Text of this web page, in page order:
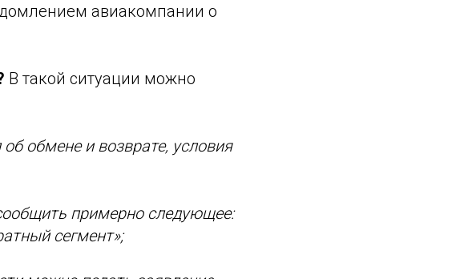
авиакомпании о
В такой ситуации можно
обмене и возврате, условия
примерно следующее:
сегмент»;